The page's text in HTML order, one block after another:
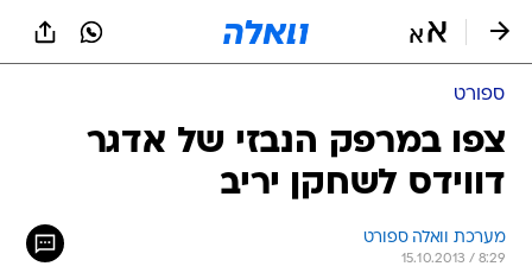
ספורט
צפו במרפק הנבזי של אדגר
דווידס לשחקן יריב
מערכת וואלה ספורט
15.10.2013 / 8:29